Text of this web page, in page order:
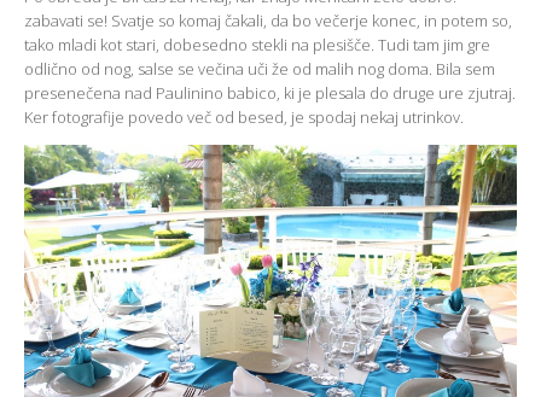
zabavati se! Svatje so komaj čakali, da bo večerje konec, in potem so,
tako mladi kot stari, dobesedno stekli na plesišče. Tudi tam jim gre
odlično od nog, salse se večina uči že od malih nog doma. Bila sem
presenečena nad Paulinino babico, ki je plesala do druge ure zjutraj.
Ker fotografije povedo več od besed, je spodaj nekaj utrinkov.